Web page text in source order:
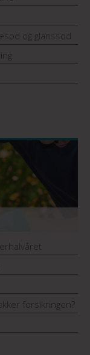
og glanssod
forsikringen?